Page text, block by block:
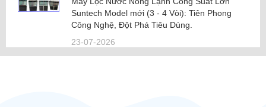
Suntech Model mới (3 - 4 Vòi): Tiên Phong
Công Nghệ, Đột Phá Tiêu Dùng.
23-07-2026